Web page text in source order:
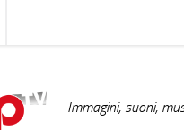
Immagini, suoni,